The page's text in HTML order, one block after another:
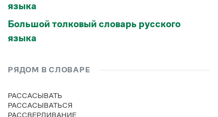
Издательство
Учебники и справочники
языка
Большой толковый словарь русского
языка
РЯДОМ В СЛОВАРЕ
РАССАСЫВАТЬ
РАССАСЫВАТЬСЯ
РАССВЕРЛИВАНИЕ